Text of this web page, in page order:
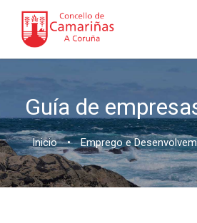
Guía de
Inicio • Emprego e